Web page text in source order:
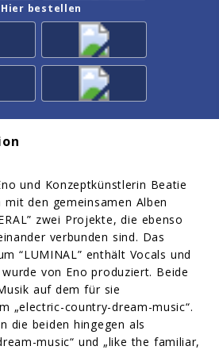
Hier bestellen
und Konzeptkünstlerin Beatie
den gemeinsamen Alben
zwei Projekte, die ebenso
verbunden sind. Das
“LUMINAL” enthält Vocals und
von Eno produziert. Beide
auf dem für sie
„electric-country-dream-music“.
die beiden hingegen als
music“ und „like the familiar,